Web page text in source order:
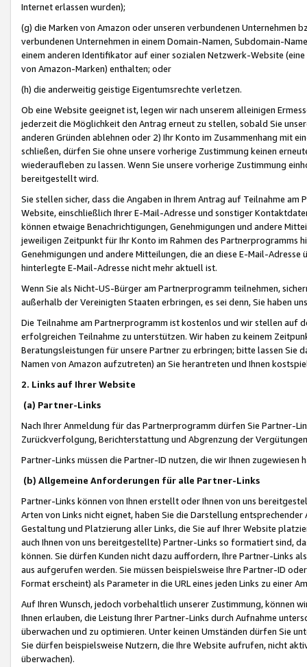
Internet erlassen wurden);
(g) die Marken von Amazon oder unseren verbundenen Unternehmen
verbundenen Unternehmen in einem Domain-Namen, Subdomain-
einem anderen Identifikator auf einer sozialen Netzwerk-Website
von Amazon-Marken) enthalten; oder
(h) die anderweitig geistige Eigentumsrechte verletzen.
Ob eine Website geeignet ist, legen wir nach unserem alleinigen
jederzeit die Möglichkeit den Antrag erneut zu stellen, sobald Sie
anderen Gründen ablehnen oder 2) Ihr Konto im Zusammenhang mit
schließen, dürfen Sie ohne unsere vorherige Zustimmung keinen
wiederaufleben zu lassen. Wenn Sie unsere vorherige Zustimmung
bereitgestellt wird.
Sie stellen sicher, dass die Angaben in Ihrem Antrag auf Teilnahme
Website, einschließlich Ihrer E-Mail-Adresse und sonstiger
können etwaige Benachrichtigungen, Genehmigungen und andere
jeweiligen Zeitpunkt für Ihr Konto im Rahmen des Partnerprogramms
Genehmigungen und andere Mitteilungen, die an diese E-Mail-
hinterlegte E-Mail-Adresse nicht mehr aktuell ist.
Wenn Sie als Nicht-US-Bürger am Partnerprogramm teilnehmen,
außerhalb der Vereinigten Staaten erbringen, es sei denn, Sie haben
Die Teilnahme am Partnerprogramm ist kostenlos und wir stellen auf
erfolgreichen Teilnahme zu unterstützen. Wir haben zu keinem
Beratungsleistungen für unsere Partner zu erbringen; bitte lassen Sie
Namen von Amazon aufzutreten) an Sie herantreten und Ihnen
2. Links auf Ihrer Website
(a) Partner-Links
Nach Ihrer Anmeldung für das Partnerprogramm dürfen Sie Partner-
Zurückverfolgung, Berichterstattung und Abgrenzung der
Partner-Links müssen die Partner-ID nutzen, die wir Ihnen zugewiesen
(b) Allgemeine Anforderungen für alle Partner-Links
Partner-Links können von Ihnen erstellt oder Ihnen von uns
Arten von Links nicht eignet, haben Sie die Darstellung
Gestaltung und Platzierung aller Links, die Sie auf Ihrer Website
auch Ihnen von uns bereitgestellte) Partner-Links so formatiert sind,
können. Sie dürfen Kunden nicht dazu auffordern, Ihre Partner-Links
aus aufgerufen werden. Sie müssen beispielsweise Ihre Partner-ID
Format erscheint) als Parameter in die URL eines jeden Links zu einer
Auf Ihren Wunsch, jedoch vorbehaltlich unserer Zustimmung, können
Ihnen erlauben, die Leistung Ihrer Partner-Links durch Aufnahme
überwachen und zu optimieren. Unter keinen Umständen dürfen Sie
Sie dürfen beispielsweise Nutzern, die Ihre Website aufrufen, nicht
überwachen).